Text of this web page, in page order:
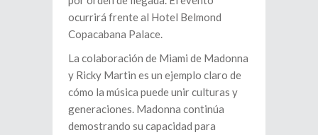
ocurrirá frente al Hotel Belmond
Copacabana Palace.
La colaboración de Miami de Madonna
y Ricky Martin es un ejemplo claro de
cómo la música puede unir culturas y
generaciones. Madonna continúa
demostrando su capacidad para